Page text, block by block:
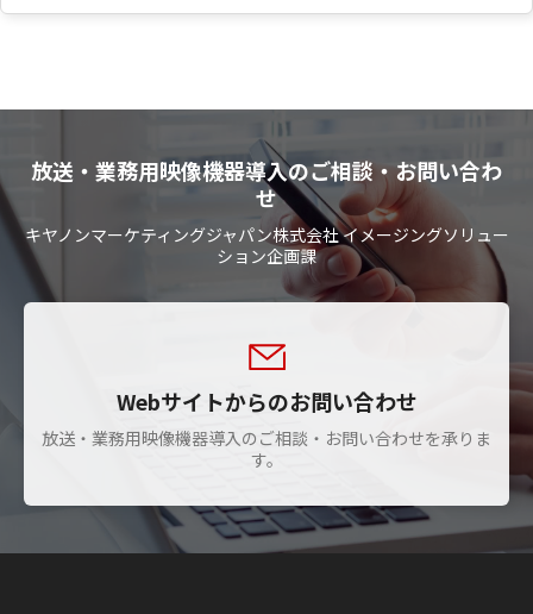
放送・業務用映像機器導入のご相談・お問い合わ
せ
キヤノンマーケティングジャパン株式会社 イメージングソリュー
ション企画課
Webサイトからのお問い合わせ
放送・業務用映像機器導入のご相談・お問い合わせを承りま
す。